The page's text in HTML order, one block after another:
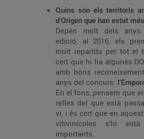
Quins són els territoris
d’Origen que han estat
Depèn molt dels
edició, al 2016, els
molt repartits per tot el
cert que hi ha algunes
amb bons
anys del concurs:
En el fons, pensem que
reflex del que està
vi, i és cert que en
vitivinícoles s’hi
importants.